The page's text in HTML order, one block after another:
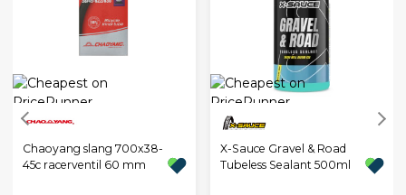
Chaoyang slang 700x38-
45c racerventil 60 mm
X-Sauce Gravel & Road
Tubeless Sealant 500ml